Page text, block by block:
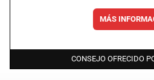
MÁS
CONSEJO OFRECIDO